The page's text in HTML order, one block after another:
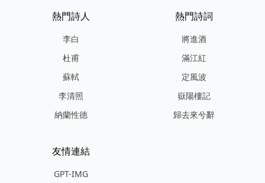
熱門詩人
李白
杜甫
蘇軾
李清照
納蘭性德
熱門詩詞
將進酒
滿江紅
定風波
嶽陽樓記
歸去來兮辭
友情連結
GPT-IMG